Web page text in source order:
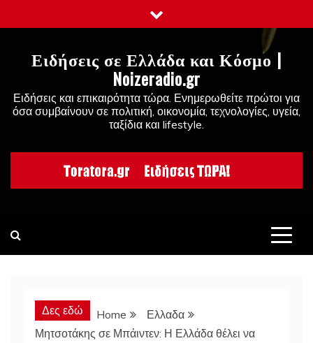
to
Ειδήσεις σε Ελλάδα και Κόσμο |
Noizeradio.gr
Ειδήσεις και επικαιρότητα τώρα. Ενημερωθείτε πρώτοι για
όσα συμβαίνουν σε πολιτική, οικονομία, τεχνολογίες, υγεία,
ταξίδια και lifestyle.
Δες εδώ Home
Ελλαδα
Μητσοτάκης σε Μπάιντεν: Η Ελλάδα θέλει να